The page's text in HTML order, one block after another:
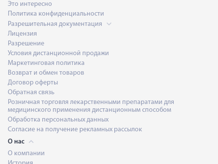
Это интересно
Политика конфиденциальности
Разрешительная документация
Лицензия
Разрешение
Условия дистанционной продажи
Маркетинговая политика
Возврат и обмен товаров
Договор оферты
Обратная связь
Розничная торговля лекарственными препаратами для
медицинского применения дистанционным способом
Обработка персональных данных
Согласие на получение рекламных рассылок
О нас
О компании